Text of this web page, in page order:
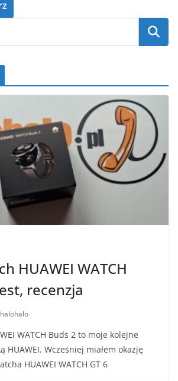
HUAWEI WATCH
recenzja
WATCH Buds 2 to moje kolejne
HUAWEI. Wcześniej miałem okazję
HUAWEI WATCH GT 6